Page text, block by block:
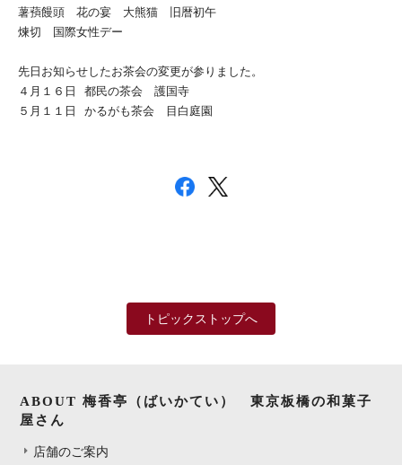
薯蕷饅頭 花の宴 大熊猫 旧暦初午
煉切 国際女性デー
先日お知らせしたお茶会の変更が参りました。
４月１６日 都民の茶会 護国寺
５月１１日 かるがも茶会 目白庭園
トピックストップへ
ABOUT 梅香亭（ばいかてい） 東京板橋の和菓子
屋さん
店舗のご案内